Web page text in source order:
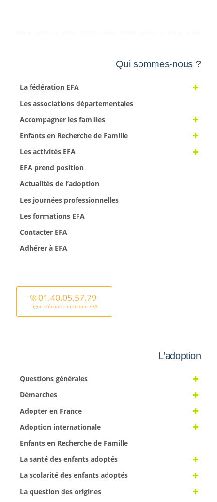
Qui sommes-nous ?
La fédération EFA
Les associations départementales
Accompagner les familles
Enfants en Recherche de Famille
Les activités EFA
EFA prend position
Actualités de l’adoption
Les journées professionnelles
Les formations EFA
Contacter EFA
Adhérer à EFA
01.40.05.57.79
ligne d’écoute nationale EFA
L’adoption
Questions générales
Démarches
Adopter en France
Adoption internationale
Enfants en Recherche de Famille
La santé des enfants adoptés
La scolarité des enfants adoptés
La question des origines